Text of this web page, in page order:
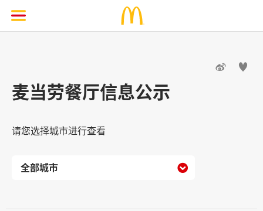
 
麦当劳餐厅信息公示
请您选择城市进行查看
